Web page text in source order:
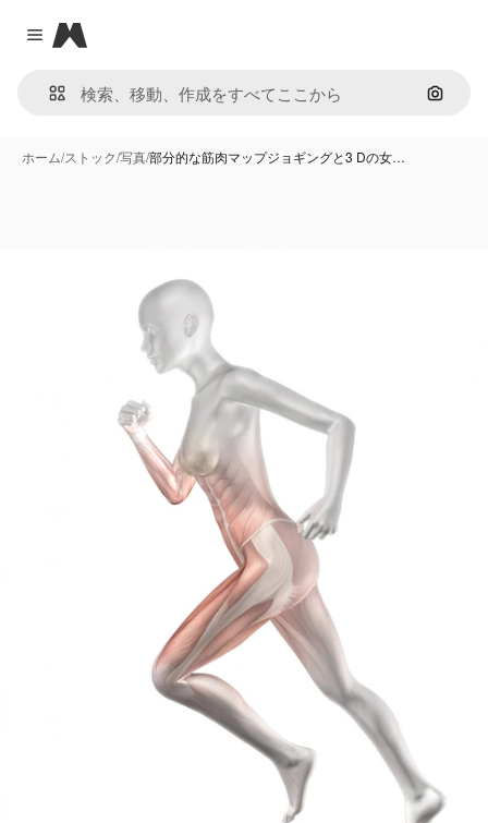
Close menu
Magnific
画像で
ホーム/ストック/写真/部分的な筋肉マップジョギングと3 Dの女…